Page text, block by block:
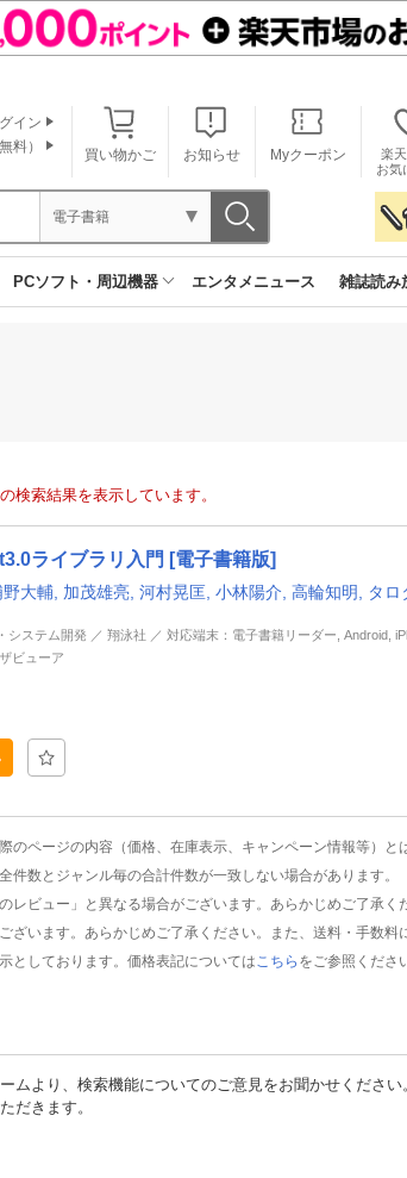
買い物かご お知らせ Myクーポン
楽
お気
イン
料）
電子書籍
PCソフト・周辺機器 エンタメニュース 雑誌読み
検索結果を表示しています。
ライブラリ入門 [電子書籍版]
大輔, 加茂雄亮, 河村晃匡, 小林陽介, 高輪知明, タ
システム開発 ／ 翔泳社 ／ 対応端末：電子書籍リーダー, Android,
ビューア
ページの内容（価格、在庫表示、キャンペーン情報等）と
数とジャンル毎の合計件数が一致しない場合があります。
ビュー」と異なる場合がございます。あらかじめご了承く
います。あらかじめご了承ください。また、送料・手数料
としております。価格表記については こちら をご参照くださ
より、検索機能についてのご意見をお聞かせください
だきます。